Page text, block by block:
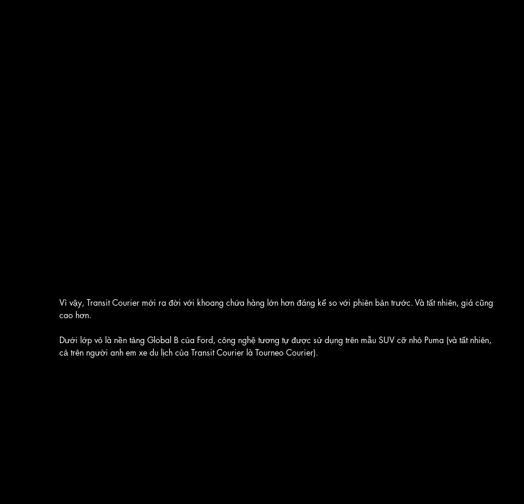
Vì vậy, Transit Courier mới ra đời với khoang chứa hàng lớn hơn đáng kể so với phiên bản trước. Và tất nhiên, giá cũng
cao hơn.
Dưới lớp vỏ là nền tảng Global B của Ford, công nghệ tương tự được sử dụng trên mẫu SUV cỡ nhỏ Puma (và tất nhiên,
cả trên người anh em xe du lịch của Transit Courier là Tourneo Courier).